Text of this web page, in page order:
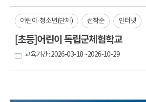
어린이·청소년(단체) 선착순 인터넷
[초등]어린이 독립군체험학교
교육기간 : 2026-03-18 ~2026-10-29